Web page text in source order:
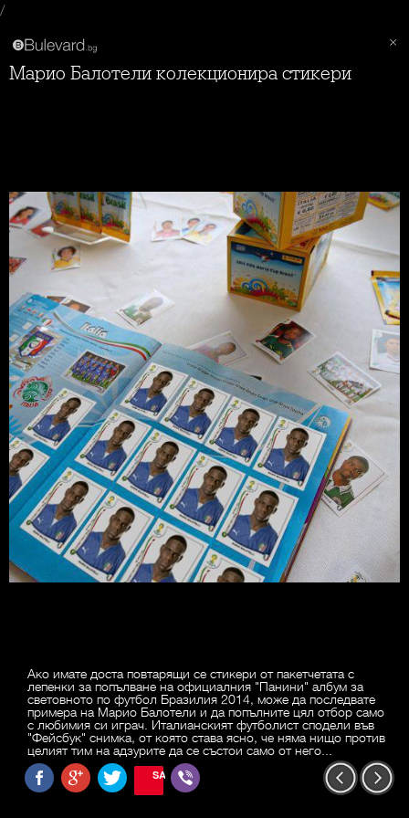
/
Марио Балотели колекционира стикери
Ако имате доста повтарящи се стикери от пакетчетата с
лепенки за попълване на официалния "Панини" албум за
световното по футбол Бразилия 2014, може да последвате
примера на Марио Балотели и да попълните цял отбор само
с любимия си играч. Италианският футболист сподели във
"Фейсбук" снимка, от която става ясно, че няма нищо против
целият тим на адзурите да се състои само от него...
SAVE